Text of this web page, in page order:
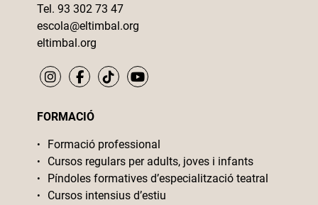
Tel. 93 302 73 47
escola@eltimbal.org
eltimbal.org
FORMACIÓ
Formació professional
Cursos regulars per adults, joves i infants
Píndoles formatives d’especialització teatral
Cursos intensius d’estiu